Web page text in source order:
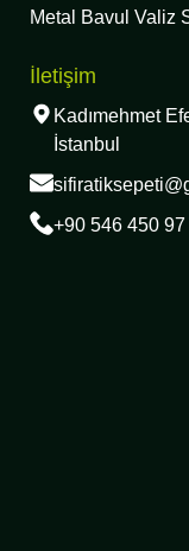
Metal Bavul Valiz
İletişim
Kadımehmet
İstanbul
+90 546 450 97